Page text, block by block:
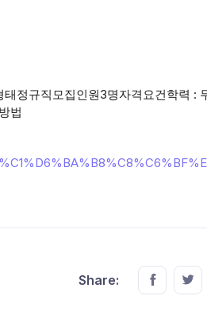
정규직모집인원3명자격요건학력 :
법
Share: Share